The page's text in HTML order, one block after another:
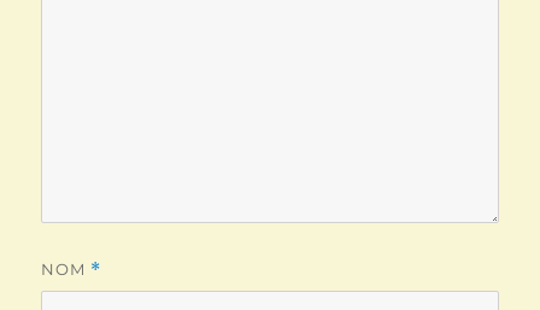
NOM *